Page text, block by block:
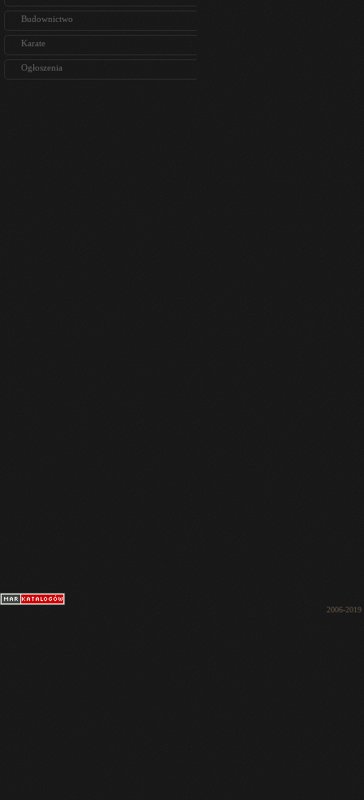
Budownictwo
Karate
Ogłoszenia
2006-